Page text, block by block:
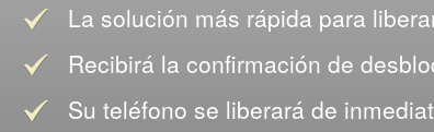
La solución más rápida para
Recibirá la confirmación de
Su teléfono se liberará de